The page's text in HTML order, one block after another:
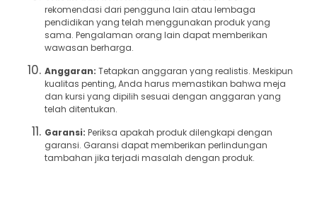
rekomendasi dari pengguna lain atau lembaga
pendidikan yang telah menggunakan produk yang
sama. Pengalaman orang lain dapat memberikan
wawasan berharga.
Anggaran: Tetapkan anggaran yang realistis. Meskipun
kualitas penting, Anda harus memastikan bahwa meja
dan kursi yang dipilih sesuai dengan anggaran yang
telah ditentukan.
Garansi: Periksa apakah produk dilengkapi dengan
garansi. Garansi dapat memberikan perlindungan
tambahan jika terjadi masalah dengan produk.